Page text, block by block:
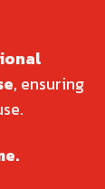
, ensuring